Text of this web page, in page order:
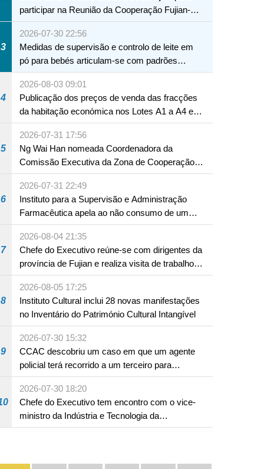
e oportunidades
em Hengqin, as
serviços do IPIM
participar na Reunião da Cooperação Fujian-
Macau
3
2026-07-30 22:56
Medidas de supervisão e controlo de leite em
pó para bebés articulam-se com padrões
internacionais Serviços interdepartamentais
envidam esforços para assegurar a saúde dos
bebés e crianças, assim como a segurança
alimentar
4
2026-08-03 09:01
Publicação dos preços de venda das fracções
da habitação económica nos Lotes A1 a A4 e
A12 da Zona A dos Novos Aterros
5
2026-07-31 17:56
Ng Wai Han nomeada Coordenadora da
Comissão Executiva da Zona de Cooperação
Aprofundada entre Guangdong e Macau em
Hengqin
6
2026-07-31 22:49
Instituto para a Supervisão e Administração
Farmacêutica apela ao não consumo de um
produto com substâncias medicamentosas
ocidentais
7
2026-08-04 21:35
Chefe do Executivo reúne-se com dirigentes da
província de Fujian e realiza visita de trabalho
em Fuzhou
8
2026-08-05 17:25
Instituto Cultural inclui 28 novas manifestações
no Inventário do Património Cultural Intangível
9
2026-07-30 15:32
CCAC descobriu um caso em que um agente
policial terá recorrido a um terceiro para
assumir por si a culpa na sequência de uma
infracção rodoviária
2026-07-30 18:20
Chefe do Executivo tem encontro com o vice-
ministro da Indústria e Tecnologia da
Informação